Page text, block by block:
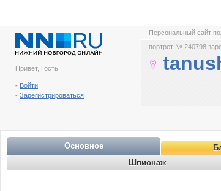
Привет, Гость !
- Войти
- Зарегистрироваться
Персональный сайт
портрет № 240798
Основное
Шпионаж